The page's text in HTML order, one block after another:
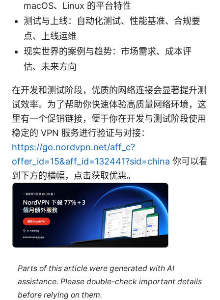
macOS、Linux 的平台特性
测试与上线：自动化测试、性能基准、合规要
点、上线运维
现实世界的案例与趋势：市场需求、成本评
估、未来方向
在开发和测试阶段，优质的网络连接会显著提升测
试效率。为了帮助你快速体验高质量网络环境，这
里有一个促销链接，便于你在开发与测试阶段使用
稳定的 VPN 服务进行验证与对接：
https://go.nordvpn.net/aff_c?
offer_id=15&aff_id=132441?sid=china 你可以看
到下方的横幅，点击获取优惠。
Parts of this article were generated with AI
assistance. Please double-check important details
before relying on them.